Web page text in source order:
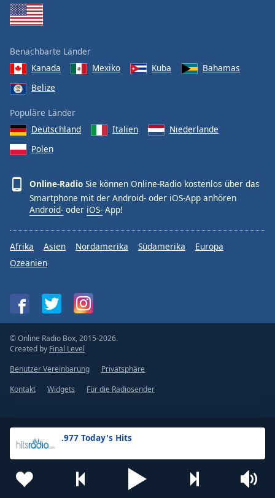
.977 Today's Hits
Benachbarte Länder
Kanada
Mexiko Kuba
Bahamas
Belize
Populäre Länder
Deutschland
Italien
Niederlande
Polen
Online-Radio Sie können Online-Radio kostenlos über das
Smartphone mit der Android- oder iOS-App anhören
Android- oder iOS- App!
Afrika Asien Nordamerika Südamerika
Europa
Ozeanien
© Online Radio Box, 2015-2026.
Created by Final Level
Benutzer Vereinbarung
Privatsphäre
Kontakt
Widgets Für die Radiosender